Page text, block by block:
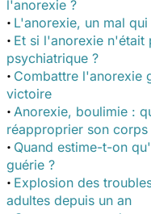
l'anorexie ?
· L'anorexie, un mal
· Et si l'anorexie n'était
psychiatrique ?
· Combattre l'anorexie
victoire
· Anorexie, boulimie :
réapproprier son corps
· Quand estime-t-on
guérie ?
· Explosion des
adultes depuis un an